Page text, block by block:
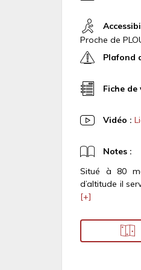
Proche de
Plafond
Fiche de
Vidéo :
Notes :
Situé à 80
d’altitude il
[+]